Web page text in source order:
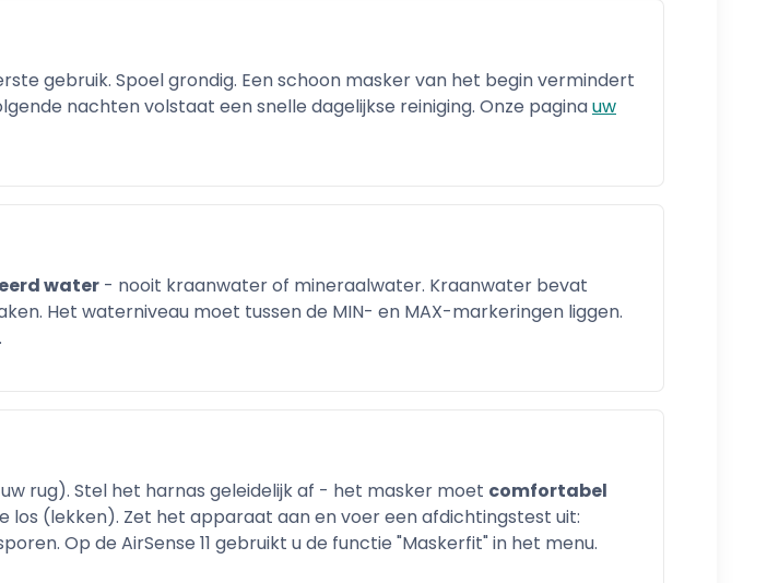
gebruik. Spoel grondig. Een schoon masker van het begin vermindert
nachten volstaat een snelle dagelijkse reiniging. Onze paginauw
water - nooit kraanwater of mineraalwater. Kraanwater bevat
Het waterniveau moet tussen de MIN- en MAX-markeringen liggen.
rug). Stel het harnas geleidelijk af - het masker moet comfortabel
los (lekken). Zet het apparaat aan en voer een afdichtingstest uit:
Op de AirSense 11 gebruikt u de functie "Maskerfit" in het menu.